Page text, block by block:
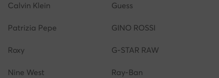
Calvin Klein Guess
Patrizia Pepe GINO ROSSI
Roxy G-STAR RAW
Nine West Ray-Ban